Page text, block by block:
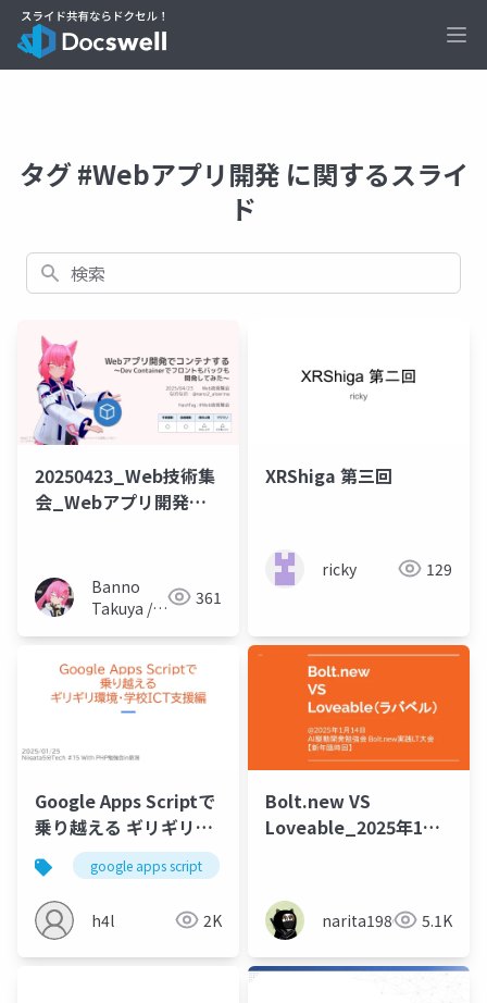
タグ #Webアプリ開発 に関するスライ
ド
検索
20250423_Web技術集
会_Webアプリ開発で
Banno
Takuya /
361
XRShiga 第三回
ricky 129
Google Apps Scriptで
乗り越える ギリギリ環
境・学校ICT支援編
google apps script
h4l 2K
Bolt.new VS
Loveable_2025年1月
【新年臨時回】
narita1980 5.1K